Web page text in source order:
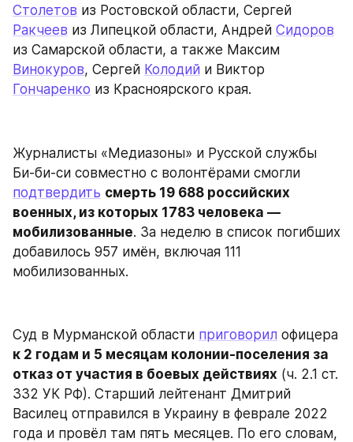
Столетов
Ракчеев из Липецкой области, Андрей Сидоров
Винокуров, Сергей Колодий
Гончаренко из Красноярского края.
Журналисты «Медиазоны» и Русской службы
подтвердить смерть 19 688 российских
военных, из которых 1783 человека —
мобилизованные. За неделю в список погибших
добавилось 957 имён, включая 111
мобилизованных.
Суд в Мурманской области приговорил
к 2 годам и 5 месяцам колонии-поселения за
отказ от участия в боевых действиях (ч. 2.1 ст.
332 УК РФ). Старший лейтенант Дмитрий
Василец отправился в Украину в феврале 2022
года и провёл там пять месяцев. По его словам,